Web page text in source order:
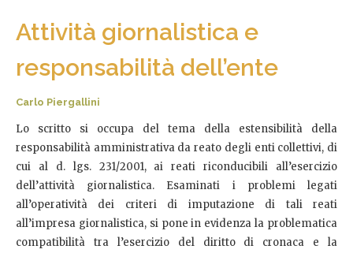
Attività giornalistica e
responsabilità dell’ente
Carlo Piergallini
Lo scritto si occupa del tema della estensibilità della
responsabilità amministrativa da reato degli enti collettivi, di
cui al d. lgs. 231/2001, ai reati riconducibili all’esercizio
dell’attività giornalistica. Esaminati i problemi legati
all’operatività dei criteri di imputazione di tali reati
all’impresa giornalistica, si pone in evidenza la problematica
compatibilità tra l’esercizio del diritto di cronaca e la